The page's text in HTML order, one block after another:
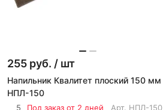
255 руб. / шт
Напильник Квалитет плоский 150 мм
НПЛ-150
5 Под заказ от 2 дней Арт. НПЛ-150